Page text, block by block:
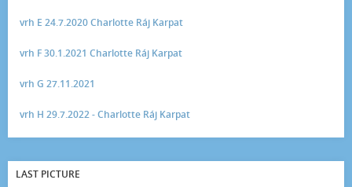
vrh E 24.7.2020 Charlotte Ráj Karpat
vrh F 30.1.2021 Charlotte Ráj Karpat
vrh G 27.11.2021
vrh H 29.7.2022 - Charlotte Ráj Karpat
LAST PICTURE